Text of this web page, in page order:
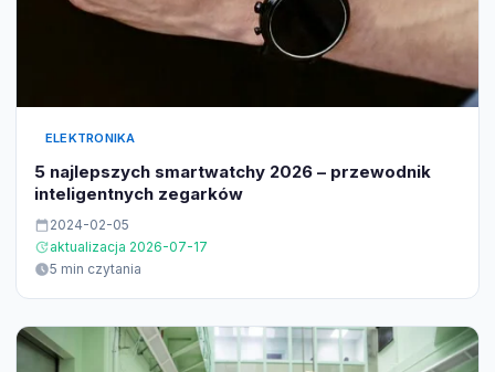
ELEKTRONIKA
5 najlepszych smartwatchy 2026 – przewodnik
inteligentnych zegarków
2024-02-05
aktualizacja 2026-07-17
5 min czytania